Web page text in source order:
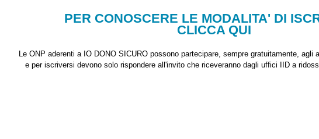
PER CONOSCERE LE MODALITA' DI
CLICCA QUI
Le ONP aderenti a IO DONO SICURO possono partecipare, sempre gratuitamente, agli
e per iscriversi devono solo rispondere all'invito che riceveranno dagli uffici IID a